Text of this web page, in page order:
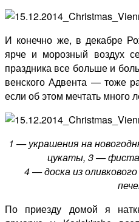
И конечно же, в декабре
ярче и морозный воздух
праздника все больше и
венского Адвента — тоже
если об этом мечтать много
1 — украшения на
цукаты, 3 —
4 — доска из
По приезду домой я